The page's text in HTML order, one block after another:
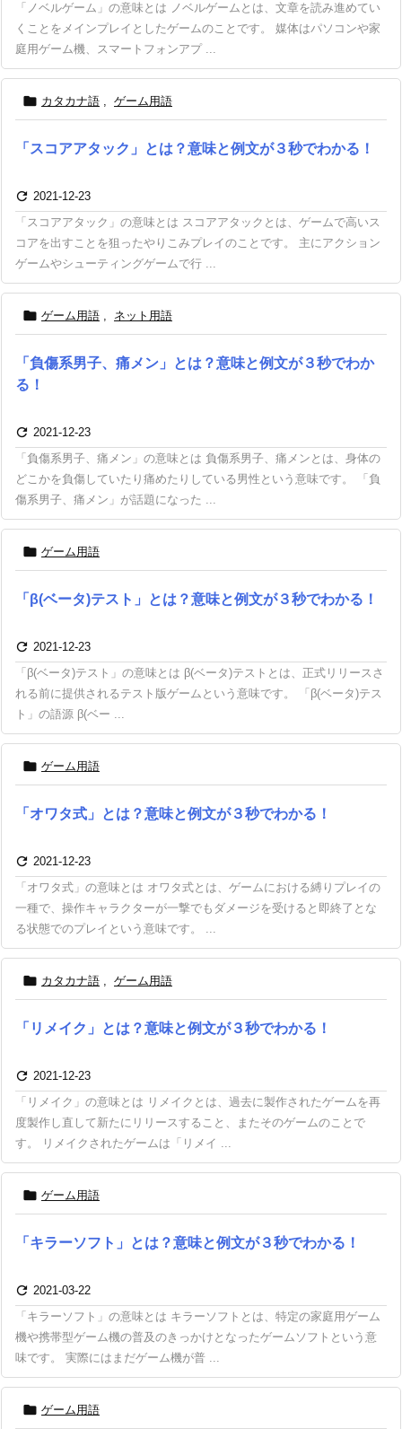
「ノベルゲーム」の意味とは ノベルゲームとは、文章を読み進めてい
くことをメインプレイとしたゲームのことです。 媒体はパソコンや家
庭用ゲーム機、スマートフォンアプ ...
 カタカナ語 , ゲーム用語
「スコアアタック」とは？意味と例文が３秒でわかる！
 2021-12-23
「スコアアタック」の意味とは スコアアタックとは、ゲームで高いス
コアを出すことを狙ったやりこみプレイのことです。 主にアクション
ゲームやシューティングゲームで行 ...
 ゲーム用語 , ネット用語
「負傷系男子、痛メン」とは？意味と例文が３秒でわか
る！
 2021-12-23
「負傷系男子、痛メン」の意味とは 負傷系男子、痛メンとは、身体の
どこかを負傷していたり痛めたりしている男性という意味です。 「負
傷系男子、痛メン」が話題になった ...
 ゲーム用語
「β(ベータ)テスト」とは？意味と例文が３秒でわかる！
 2021-12-23
「β(ベータ)テスト」の意味とは β(ベータ)テストとは、正式リリースさ
れる前に提供されるテスト版ゲームという意味です。 「β(ベータ)テス
ト」の語源 β(ベー ...
 ゲーム用語
「オワタ式」とは？意味と例文が３秒でわかる！
 2021-12-23
「オワタ式」の意味とは オワタ式とは、ゲームにおける縛りプレイの
一種で、操作キャラクターが一撃でもダメージを受けると即終了とな
る状態でのプレイという意味です。 ...
 カタカナ語 , ゲーム用語
「リメイク」とは？意味と例文が３秒でわかる！
 2021-12-23
「リメイク」の意味とは リメイクとは、過去に製作されたゲームを再
度製作し直して新たにリリースすること、またそのゲームのことで
す。 リメイクされたゲームは「リメイ ...
 ゲーム用語
「キラーソフト」とは？意味と例文が３秒でわかる！
 2021-03-22
「キラーソフト」の意味とは キラーソフトとは、特定の家庭用ゲーム
機や携帯型ゲーム機の普及のきっかけとなったゲームソフトという意
味です。 実際にはまだゲーム機が普 ...
 ゲーム用語